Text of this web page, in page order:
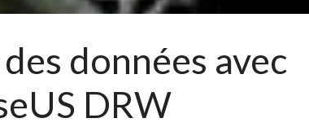
données avec
DRW